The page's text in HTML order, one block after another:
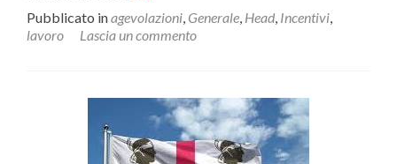
piùAssessorato
lavoro:
la
stabilizzazione
dei
lavoratori
Pubblicato inagevolazioni, Generale, Head, Incentivi,
lavoro
Lascia un commento